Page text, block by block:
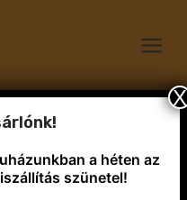
a héten az
szünetel!
X